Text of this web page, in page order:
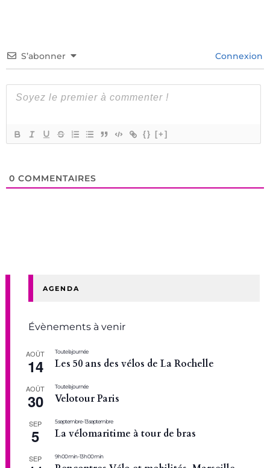
S’abonner Connexion
{} [+]
0 COMMENTAIRES
AGENDA
Évènements à venir
AOÛT
14
Toute la journée
Les 50 ans des vélos de La Rochelle
AOÛT
30
Toute la journée
Velotour Paris
SEP
5
5 septembre-13 septembre
La vélomaritime à tour de bras
SEP 9 h 00 min-13 h 00 min